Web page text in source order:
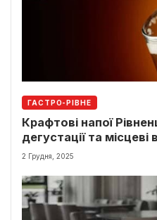
ГАСТРО-РІВНЕ
Крафтові напої
дегустації та місцеві
2 Грудня, 2025